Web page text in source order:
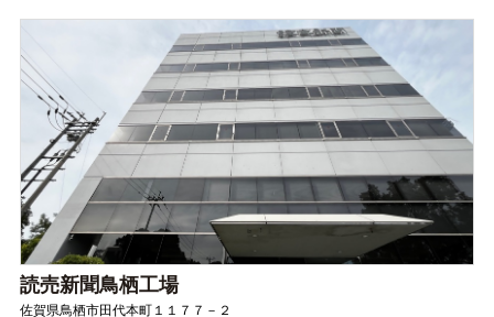
読売新聞鳥栖工場
佐賀県鳥栖市田代本町１１７７－２